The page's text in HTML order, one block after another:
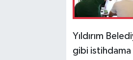
Yıldırım
gibi istihdama